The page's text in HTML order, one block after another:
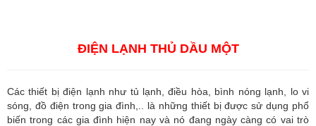
ĐIỆN LẠNH THỦ DẦU MỘT
Các thiết bị điện lạnh như tủ lạnh, điều hòa, bình nóng lạnh, lo vi
sóng, đồ điện trong gia đình,.. là những thiết bị được sử dụng phổ
biến trong các gia đình hiện nay và nó đang ngày càng có vai trò